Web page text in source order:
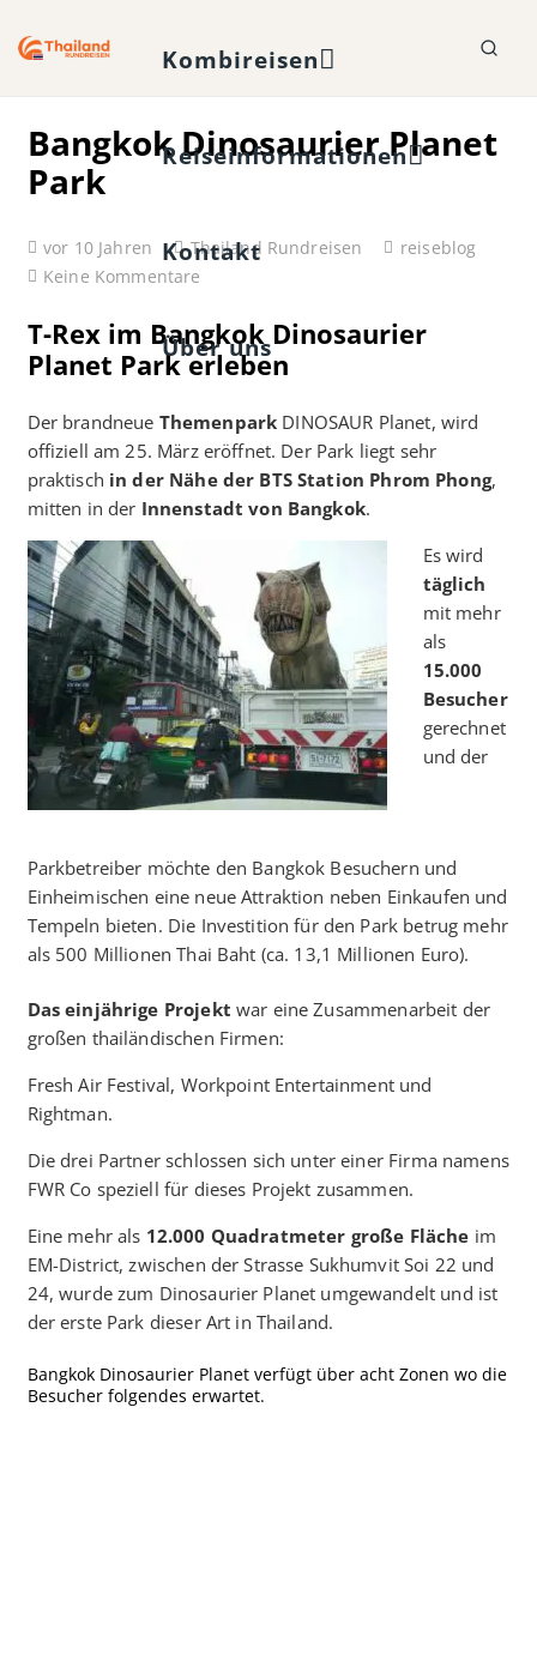
Kombireisen
Reiseinformationen
Kontakt
Über uns
Bangkok Dinosaurier Planet
Park
vor 10 Jahren Thailand Rundreisen
reiseblog
Keine Kommentare
T-Rex im Bangkok Dinosaurier
Planet Park erleben
Der brandneue Themenpark DINOSAUR Planet, wird
offiziell am 25. März eröffnet. Der Park liegt sehr
praktisch in der Nähe der BTS Station Phrom Phong,
mitten in der Innenstadt von Bangkok.
Es wird
täglich
mit mehr
als
15.000
Besucher
gerechnet
und der
Parkbetreiber möchte den Bangkok Besuchern und
Einheimischen eine neue Attraktion neben Einkaufen und
Tempeln bieten. Die Investition für den Park betrug mehr
als 500 Millionen Thai Baht (ca. 13,1 Millionen Euro).
Das einjährige Projekt war eine Zusammenarbeit der
großen thailändischen Firmen:
Fresh Air Festival, Workpoint Entertainment und
Rightman.
Die drei Partner schlossen sich unter einer Firma namens
FWR Co speziell für dieses Projekt zusammen.
Eine mehr als 12.000 Quadratmeter große Fläche im
EM-District, zwischen der Strasse Sukhumvit Soi 22 und
24, wurde zum Dinosaurier Planet umgewandelt und ist
der erste Park dieser Art in Thailand.
Bangkok Dinosaurier Planet verfügt über acht Zonen wo die
Besucher folgendes erwartet.